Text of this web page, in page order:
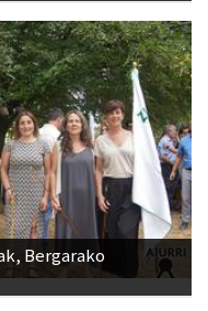
Bergarako